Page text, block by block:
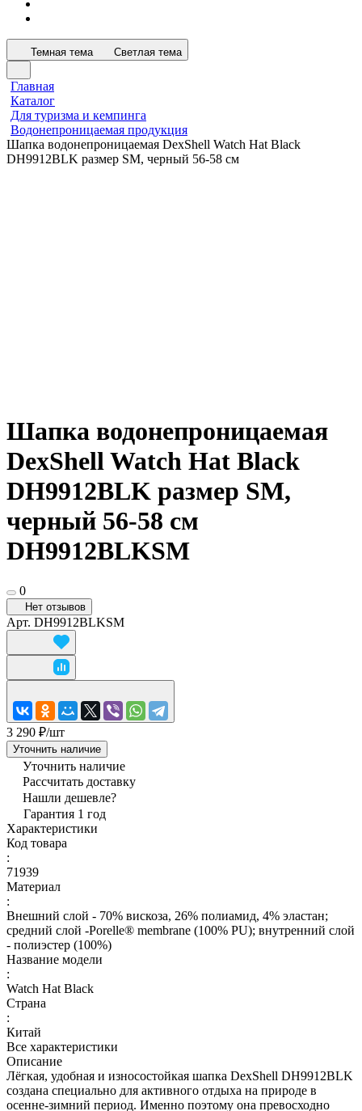
Темная тема Светлая тема
Главная
Каталог
Для туризма и кемпинга
Водонепроницаемая продукция
Шапка водонепроницаемая DexShell Watch Hat Black
DH9912BLK размер SM, черный 56-58 см
Шапка водонепроницаемая
DexShell Watch Hat Black
DH9912BLK размер SM,
черный 56-58 см
DH9912BLKSM
0
Нет отзывов
Арт. DH9912BLKSM
3 290 ₽/шт
Уточнить наличие
Уточнить наличие
Рассчитать доставку
Нашли дешевле?
Гарантия 1 год
Характеристики
Код товара
:
71939
Материал
:
Внешний слой - 70% вискоза, 26% полиамид, 4% эластан;
средний слой -Porelle® membrane (100% PU); внутренний слой
- полиэстер (100%)
Название модели
:
Watch Hat Black
Страна
:
Китай
Все характеристики
Описание
Лёгкая, удобная и износостойкая шапка DexShell DH9912BLK
создана специально для активного отдыха на природе в
осенне-зимний период. Именно поэтому она превосходно